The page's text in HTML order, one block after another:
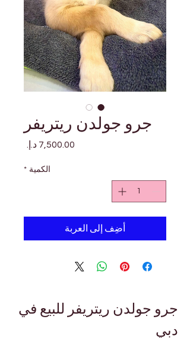
جرو جولدن ريتريفر
الكمية *
أضِف إلى العربة
جرو جولدن ريتريفر للبيع في
دبي